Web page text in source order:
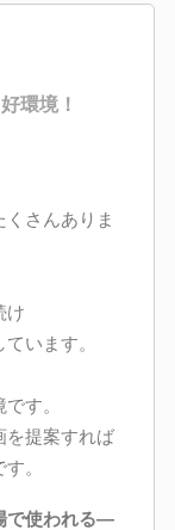
環境！
さんありま
け
います。
す。
を提案すれば
。
で使われる―